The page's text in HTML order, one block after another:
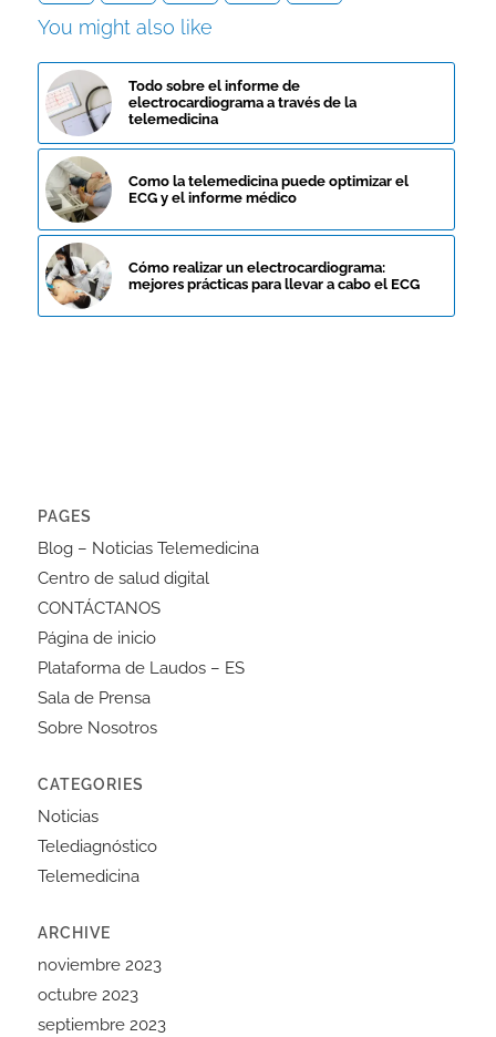
You might also like
Todo sobre el informe de
electrocardiograma a través de la
telemedicina
Como la telemedicina puede optimizar el
ECG y el informe médico
Cómo realizar un electrocardiograma:
mejores prácticas para llevar a cabo el ECG
PAGES
Blog – Noticias Telemedicina
Centro de salud digital
CONTÁCTANOS
Página de inicio
Plataforma de Laudos – ES
Sala de Prensa
Sobre Nosotros
CATEGORIES
Noticias
Telediagnóstico
Telemedicina
ARCHIVE
noviembre 2023
octubre 2023
septiembre 2023